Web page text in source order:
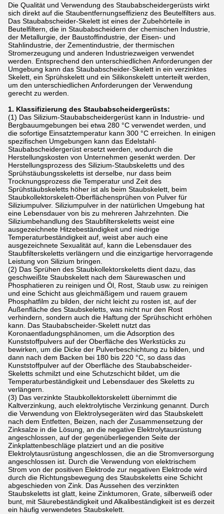
Die Qualität und Verwendung des Staubabscheidergerüsts wirkt
sich direkt auf die Staubentfernungseffizienz des Beutelfilters aus.
Das Staubabscheider-Skelett ist eines der Zubehörteile in
Beutelfiltern, die in Staubabscheidern der chemischen Industrie,
der Metallurgie, der Baustoffindustrie, der Eisen- und
Stahlindustrie, der Zementindustrie, der thermischen
Stromerzeugung und anderen Industriezweigen verwendet
werden. Entsprechend den unterschiedlichen Anforderungen der
Umgebung kann das Staubabscheider-Skelett in ein verzinktes
Skelett, ein Sprühskelett und ein Silikonskelett unterteilt werden,
um den unterschiedlichen Anforderungen der Verwendung
gerecht zu werden.
1. Klassifizierung des Staubabscheidergerüsts:
(1) Das Silizium-Staubabscheidergerüst kann in Industrie- und
Bergbauumgebungen bei etwa 280 °C verwendet werden, und
die sofortige Einsatztemperatur kann 300 °C erreichen. In einigen
spezifischen Umgebungen kann das Edelstahl-
Staubabscheidergerüst ersetzt werden, wodurch die
Herstellungskosten von Unternehmen gesenkt werden. Der
Herstellungsprozess des Silizium-Staubskeletts und des
Sprühstäubungsskeletts ist derselbe, nur dass beim
Trocknungsprozess die Temperatur und Zeit des
Sprühstäubskeletts höher ist als beim Staubskelett, beim
Staubkollektorskelett-Oberflächensprühen von Pulver für
Siliziumpulver. Siliziumpulver in der natürlichen Umgebung hat
eine Lebensdauer von bis zu mehreren Jahrzehnten. Die
Siliziumbehandlung des Staubfilterskeletts weist eine
ausgezeichnete Hitzebeständigkeit und niedrige
Temperaturbeständigkeit auf, weist aber auch eine
ausgezeichnete Sexualität auf, kann die Lebensdauer des
Staubfilterskeletts verlängern und die einzigartige hervorragende
Leistung von Silizium bringen.
(2) Das Sprühen des Staubkollektorskeletts dient dazu, das
geschweißte Staubskelett nach dem Säurewaschen und
Phosphatieren zu reinigen und Öl, Rost, Staub usw. zu reinigen
und eine Schicht aus gleichmäßigem und rauem grauem
Phosphatfilm zu bilden, der nicht leicht zu rosten ist, auf der
Außenfläche des Staubskeletts, was nicht nur den Rost
verhindern, sondern auch die Haftung der Sprühschicht erhöhen
kann. Das Staubabscheider-Skelett nutzt das
Koronaentladungsphänomen, um die Adsorption des
Kunststoffpulvers auf der Oberfläche des Werkstücks zu
bewirken, um die Dicke der Pulverbeschichtung zu bilden, und
dann nach dem Backen bei 180 bis 220 °C, so dass das
Kunststoffpulver auf der Oberfläche des Staubabscheider-
Skeletts schmilzt und eine Schutzschicht bildet, um die
Temperaturbeständigkeit und Lebensdauer des Skeletts zu
verlängern.
(3) Das verzinkte Staubkollektorskelett übernimmt die
Kaltverzinkung, auch elektrolytische Verzinkung genannt. Durch
die Verwendung von Elektrolysegeräten wird das Staubskelett
nach dem Entfetten, Beizen, nach der Zusammensetzung der
Zinksalze in die Lösung, an die negative Elektrolytausrüstung
angeschlossen, auf der gegenüberliegenden Seite der
Zinkplattenbeschläge platziert und an die positive
Elektrolytausrüstung angeschlossen, die an die Stromversorgung
angeschlossen ist. Durch die Verwendung von elektrischem
Strom von der positiven Elektrode zur negativen Elektrode wird
durch die Richtungsbewegung des Staubskeletts eine Schicht
abgeschieden von Zink. Das Aussehen des verzinkten
Staubskeletts ist glatt, keine Zinktumoren, Grate, silberweiß oder
bunt, mit Säurebeständigkeit und Alkalibeständigkeit ist es derzeit
ein häufig verwendetes Staubskelett.